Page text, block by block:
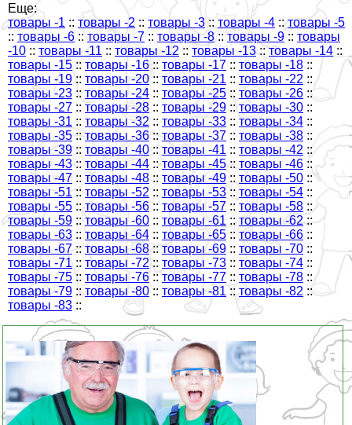
Еще:
товары -1 :: товары -2 :: товары -3:: товары -4 ::товары -5
:: товары -6 :: товары -7 :: товары -8 :: товары -9 :: товары
-10 :: товары -11 :: товары -12 :: товары -13 :: товары -14 ::
товары -15 :: товары -16 :: товары -17 :: товары -18 ::
товары -19 :: товары -20::товары -21 :: товары -22 ::
товары -23 :: товары -24 :: товары -25 :: товары -26 ::
товары -27 :: товары -28 :: товары -29 :: товары -30 ::
товары -31 :: товары -32 :: товары -33 :: товары -34 ::
товары -35 :: товары -36:: товары -37 :: товары -38 ::
товары -39:: товары -40 :: товары -41 :: товары -42 ::
товары -43 ::товары -44 ::товары -45 :: товары -46 ::
товары -47 :: товары -48 :: товары -49 :: товары -50 ::
товары -51 :: товары -52 :: товары -53 :: товары -54 ::
товары -55 :: товары -56 :: товары -57 :: товары -58 ::
товары -59 :: товары -60 :: товары -61 ::товары -62 ::
товары -63 :: товары -64 :: товары -65 :: товары -66 ::
товары -67 :: товары -68 :: товары -69 :: товары -70 ::
товары -71:: товары -72 :: товары -73 :: товары -74 ::
товары -75 :: товары -76 ::товары -77 :: товары -78 ::
товары -79 :: товары -80 :: товары -81 :: товары -82 ::
товары -83 ::